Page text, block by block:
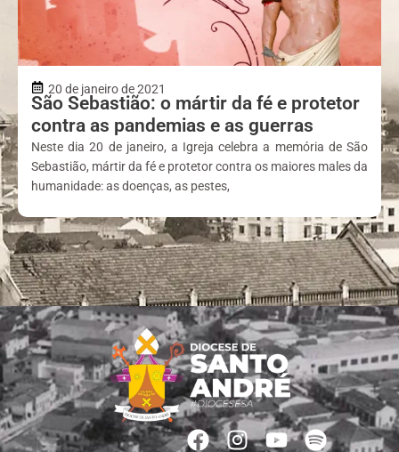
20 de janeiro de 2021
São Sebastião: o mártir da fé e protetor
contra as pandemias e as guerras
Neste dia 20 de janeiro, a Igreja celebra a memória de São
Sebastião, mártir da fé e protetor contra os maiores males da
humanidade: as doenças, as pestes,